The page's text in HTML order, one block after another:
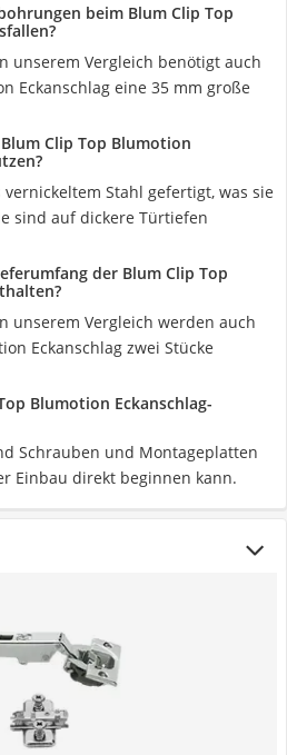
beim Blum Clip Top
unserem Vergleich benötigt auch
Eckanschlag eine 35 mm große
Clip Top Blumotion
Stahl gefertigt, was sie
sind auf dickere Türtiefen
der Blum Clip Top
unserem Vergleich werden auch
Eckanschlag zwei Stücke
Blumotion Eckanschlag-
Schrauben und Montageplatten
Einbau direkt beginnen kann.